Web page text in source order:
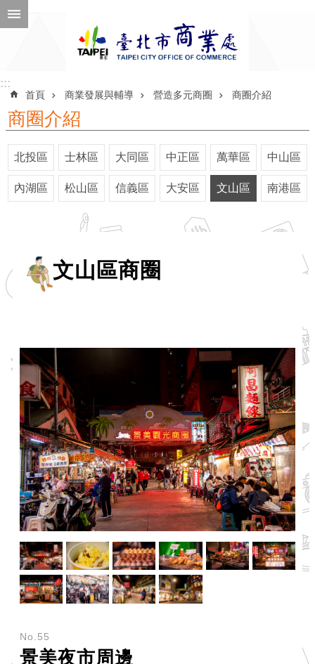
跳到主要內容區塊
公
告
訊
息
資
線
上
服
務
公
司
及
商
業
登
記
務
::::::
首頁 商業發展與輔導 營造多元商圈 商圈介紹
商圈介紹
北投區 士林區 大同區 中正區 萬華區 中山區
內湖區 松山區 信義區 大安區 文山區 南港區
文山區商圈
No.55
景美夜市周邊